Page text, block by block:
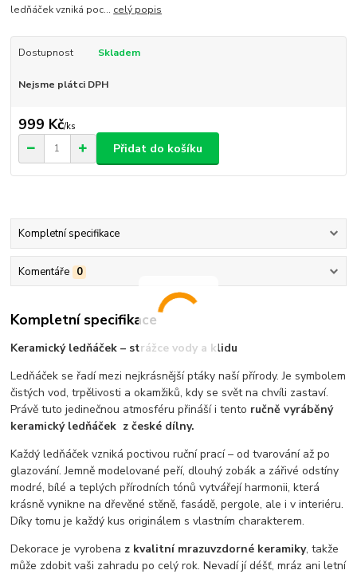
ledňáček vzniká poc... celý popis
Dostupnost Skladem
Nejsme plátci DPH
999 Kč/ks
Přidat do košíku
Kompletní specifikace
Komentáře 0
Kompletní specifikace
Keramický ledňáček – strážce vody a klidu
Ledňáček se řadí mezi nejkrásnější ptáky naší přírody. Je symbolem
čistých vod, trpělivosti a okamžiků, kdy se svět na chvíli zastaví.
Právě tuto jedinečnou atmosféru přináší i tento ručně vyráběný
keramický ledňáček z české dílny.
Každý ledňáček vzniká poctivou ruční prací – od tvarování až po
glazování. Jemně modelované peří, dlouhý zobák a zářivé odstíny
modré, bílé a teplých přírodních tónů vytvářejí harmonii, která
krásně vynikne na dřevěné stěně, fasádě, pergole, ale i v interiéru.
Díky tomu je každý kus originálem s vlastním charakterem.
Dekorace je vyrobena z kvalitní mrazuvzdorné keramiky, takže
může zdobit vaši zahradu po celý rok. Nevadí jí déšť, mráz ani letní